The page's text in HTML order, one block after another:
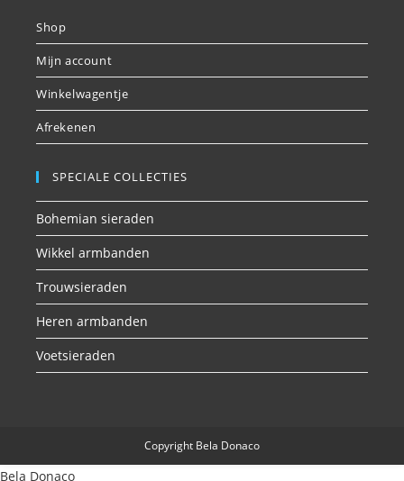
Shop
Mijn account
Winkelwagentje
Afrekenen
SPECIALE COLLECTIES
Bohemian sieraden
Wikkel armbanden
Trouwsieraden
Heren armbanden
Voetsieraden
Copyright Bela Donaco
Bela Donaco